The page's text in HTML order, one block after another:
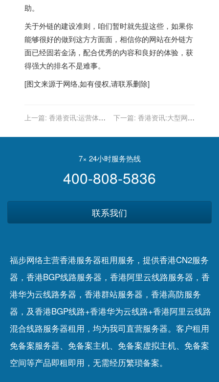
助。
关于外链的建设准则，咱们暂时就先提这些，如果你
能够很好的做到这方方面面，相信你的网站在外链方
面已经固若金汤，配合优秀的内容和良好的体验，获
得强大的排名不是难事。
[图文来源于网络,如有侵权,请联系删除]
上一篇: 香港资讯:运营体系:
下一篇: 香港资讯:大型网站
7× 24小时服务热线
400-808-5836
联系我们
福步网络主营香港服务器租用服务，提供香港CN2服务
器，香港BGP线路服务器，香港阿里云线路服务器，香
港华为云线路务器，香港群站服务器，香港高防服务
器，及香港BGP线路+香港华为云线路+香港阿里云线路
混合线路服务器租用，均为我司直营服务器。客户租用
免备案服务器、 免备案主机、 免备案虚拟主机、 免备案
空间等产品即租即用，无需经历繁琐备案。